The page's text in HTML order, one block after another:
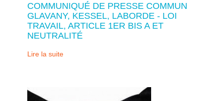
COMMUNIQUÉ DE PRESSE COMMUN
GLAVANY, KESSEL, LABORDE - LOI
TRAVAIL, ARTICLE 1ER BIS A ET
NEUTRALITÉ
Lire la suite